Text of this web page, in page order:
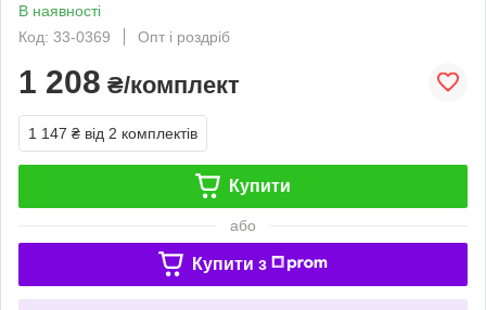
В наявності
Код: 33-0369
Опт і роздріб
1 208 ₴/комплект
1 147 ₴ від 2 комплектів
Купити
або
Купити з